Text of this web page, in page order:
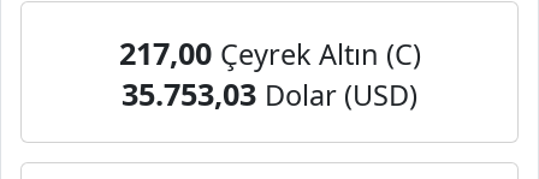
217,00 Çeyrek Altın (C)
35.753,03 Dolar (USD)